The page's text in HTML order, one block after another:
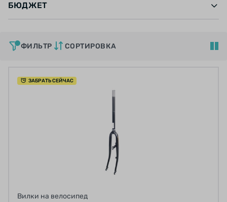
БЮДЖЕТ
ФИЛЬТР СОРТИРОВКА
ЗАБРАТЬ СЕЙЧАС
Вилки на велосипед